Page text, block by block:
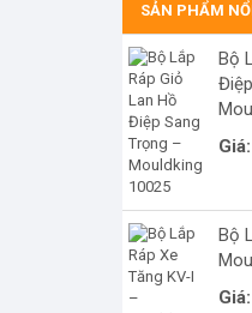
SẢN PHẨM
Bộ
Giá:
Bộ
Giá: